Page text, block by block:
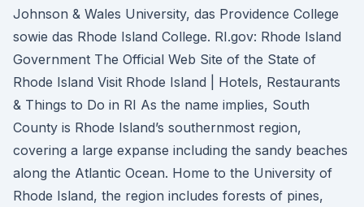
Johnson & Wales University, das Providence College
sowie das Rhode Island College. RI.gov: Rhode Island
Government The Official Web Site of the State of
Rhode Island Visit Rhode Island | Hotels, Restaurants
& Things to Do in RI As the name implies, South
County is Rhode Island’s southernmost region,
covering a large expanse including the sandy beaches
along the Atlantic Ocean. Home to the University of
Rhode Island, the region includes forests of pines,